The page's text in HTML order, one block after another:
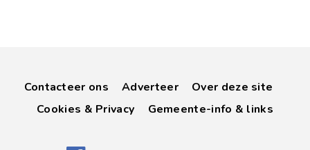
Contacteer ons Adverteer
Over deze site
Cookies & Privacy
Gemeente-info & links